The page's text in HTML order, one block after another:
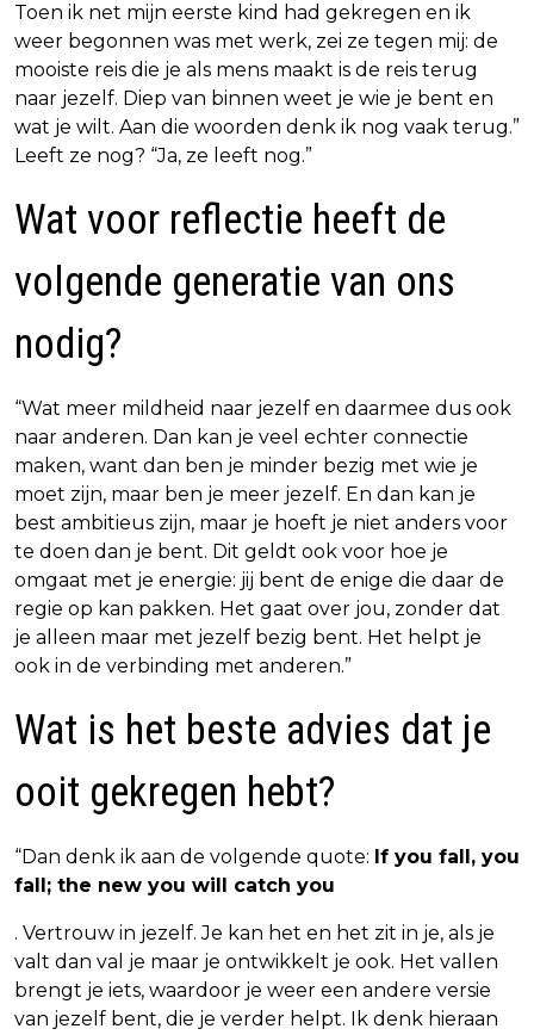
Toen ik net mijn eerste kind had gekregen en ik
weer begonnen was met werk, zei ze tegen mij: de
mooiste reis die je als mens maakt is de reis terug
naar jezelf. Diep van binnen weet je wie je bent en
wat je wilt. Aan die woorden denk ik nog vaak terug.”
Leeft ze nog? “Ja, ze leeft nog.”
Wat voor reflectie heeft de
volgende generatie van ons
nodig?
“Wat meer mildheid naar jezelf en daarmee dus ook
naar anderen. Dan kan je veel echter connectie
maken, want dan ben je minder bezig met wie je
moet zijn, maar ben je meer jezelf. En dan kan je
best ambitieus zijn, maar je hoeft je niet anders voor
te doen dan je bent. Dit geldt ook voor hoe je
omgaat met je energie: jij bent de enige die daar de
regie op kan pakken. Het gaat over jou, zonder dat
je alleen maar met jezelf bezig bent. Het helpt je
ook in de verbinding met anderen.”
Wat is het beste advies dat je
ooit gekregen hebt?
“Dan denk ik aan de volgende quote: If you fall, you
fall; the new you will catch you
. Vertrouw in jezelf. Je kan het en het zit in je, als je
valt dan val je maar je ontwikkelt je ook. Het vallen
brengt je iets, waardoor je weer een andere versie
van jezelf bent, die je verder helpt. Ik denk hieraan